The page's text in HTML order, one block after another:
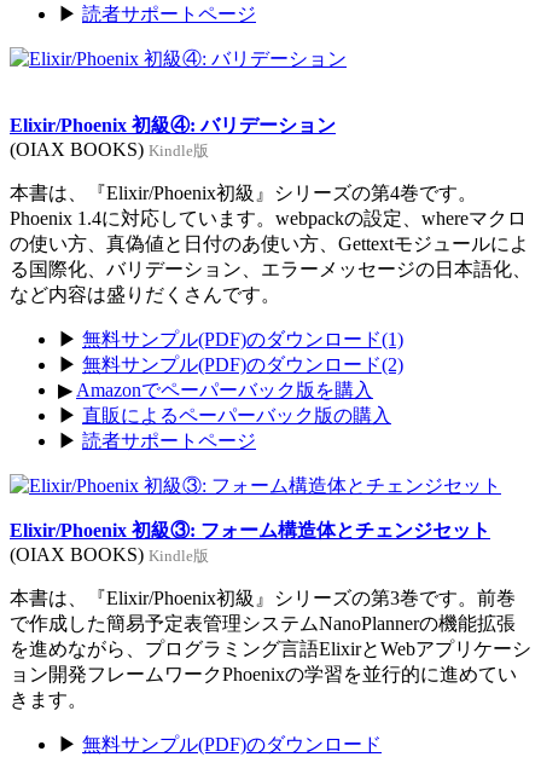
▶ 読者サポートページ
Elixir/Phoenix 初級④: バリデーション
(OIAX BOOKS) Kindle版
本書は、『Elixir/Phoenix初級』シリーズの第4巻です。
Phoenix 1.4に対応しています。webpackの設定、whereマクロ
の使い方、真偽値と日付のあ使い方、Gettextモジュールによ
る国際化、バリデーション、エラーメッセージの日本語化、
など内容は盛りだくさんです。
▶ 無料サンプル(PDF)のダウンロード(1)
▶ 無料サンプル(PDF)のダウンロード(2)
▶ Amazonでペーパーバック版を購入
▶ 直販によるペーパーバック版の購入
▶ 読者サポートページ
Elixir/Phoenix 初級③: フォーム構造体とチェンジセット
(OIAX BOOKS) Kindle版
本書は、『Elixir/Phoenix初級』シリーズの第3巻です。前巻
で作成した簡易予定表管理システムNanoPlannerの機能拡張
を進めながら、プログラミング言語ElixirとWebアプリケーシ
ョン開発フレームワークPhoenixの学習を並行的に進めてい
きます。
▶ 無料サンプル(PDF)のダウンロード